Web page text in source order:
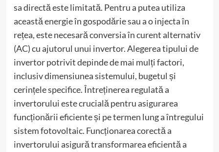
sa directă este limitată. Pentru a putea utiliza
această energie în gospodărie sau a o injecta în
rețea, este necesară conversia în curent alternativ
(AC) cu ajutorul unui invertor. Alegerea tipului de
invertor potrivit depinde de mai mulți factori,
inclusiv dimensiunea sistemului, bugetul și
cerințele specifice. Întreținerea regulată a
invertorului este crucială pentru asigurarea
funcționării eficiente și pe termen lung a întregului
sistem fotovoltaic. Funcționarea corectă a
invertorului asigură transformarea eficientă a